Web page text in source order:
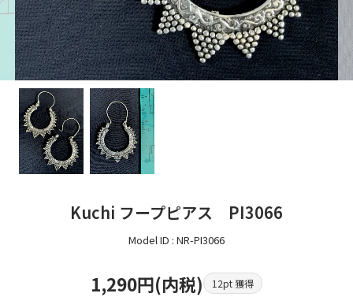
Kuchi フープピアス PI3066
Model ID : NR-PI3066
1,290円(内税) 12pt 獲得